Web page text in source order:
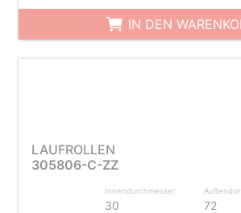
IN DEN
LAUFROLLEN
305806-C-ZZ
Innendurchmesser
30 72